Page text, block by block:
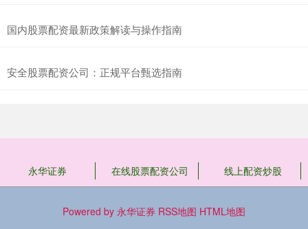
国内股票配资最新政策解读与操作指南
安全股票配资公司：正规平台甄选指南
永华证券 在线股票配资公司 线上配资炒股
Powered by 永华证券 RSS地图 HTML地图